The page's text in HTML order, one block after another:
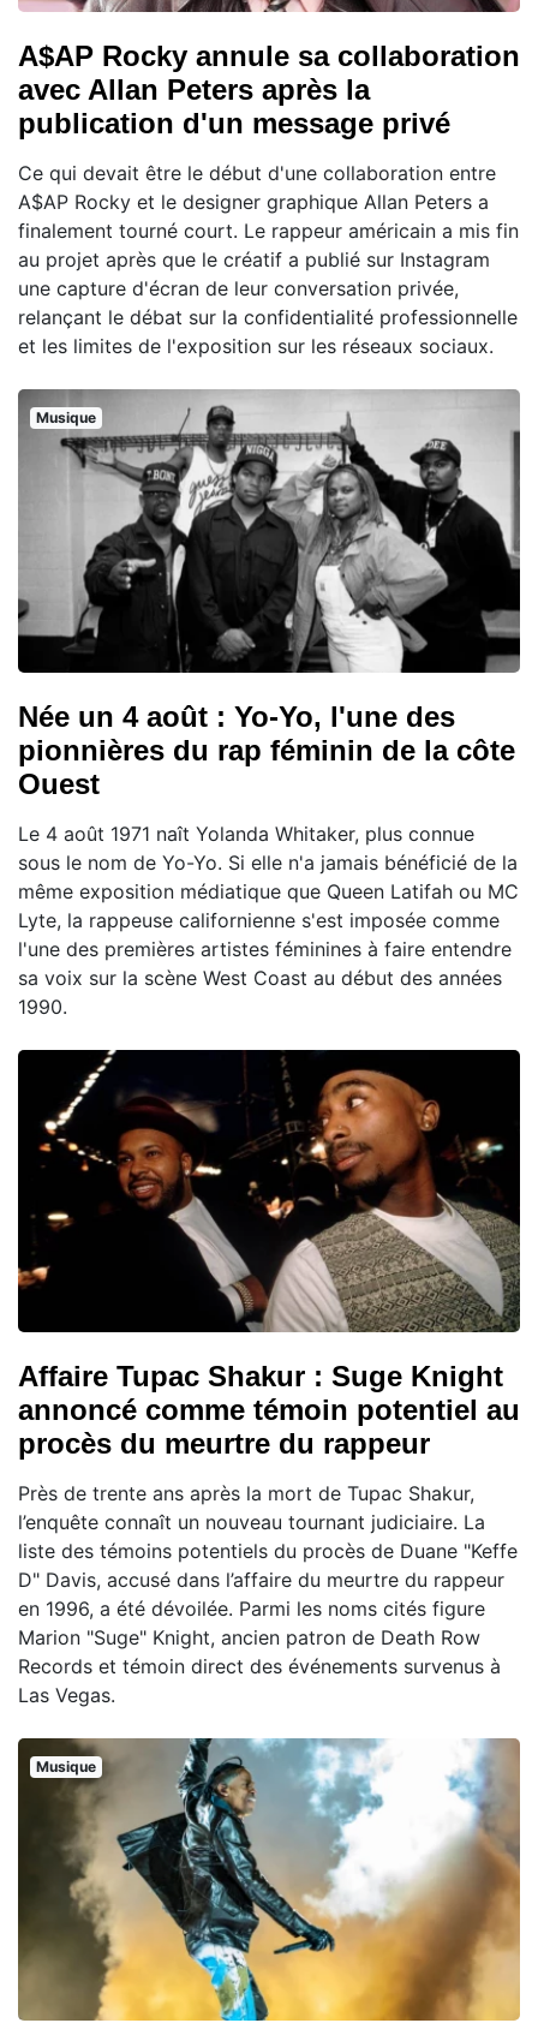
A$AP Rocky annule sa collaboration
avec Allan Peters après la
publication d'un message privé
Ce qui devait être le début d'une collaboration entre
A$AP Rocky et le designer graphique Allan Peters a
finalement tourné court. Le rappeur américain a mis fin
au projet après que le créatif a publié sur Instagram
une capture d'écran de leur conversation privée,
relançant le débat sur la confidentialité professionnelle
et les limites de l'exposition sur les réseaux sociaux.
Musique
Née un 4 août : Yo-Yo, l'une des
pionnières du rap féminin de la côte
Ouest
Le 4 août 1971 naît Yolanda Whitaker, plus connue
sous le nom de Yo-Yo. Si elle n'a jamais bénéficié de la
même exposition médiatique que Queen Latifah ou MC
Lyte, la rappeuse californienne s'est imposée comme
l'une des premières artistes féminines à faire entendre
sa voix sur la scène West Coast au début des années
1990.
Affaire Tupac Shakur : Suge Knight
annoncé comme témoin potentiel au
procès du meurtre du rappeur
Près de trente ans après la mort de Tupac Shakur,
l’enquête connaît un nouveau tournant judiciaire. La
liste des témoins potentiels du procès de Duane "Keffe
D" Davis, accusé dans l’affaire du meurtre du rappeur
en 1996, a été dévoilée. Parmi les noms cités figure
Marion "Suge" Knight, ancien patron de Death Row
Records et témoin direct des événements survenus à
Las Vegas.
Musique